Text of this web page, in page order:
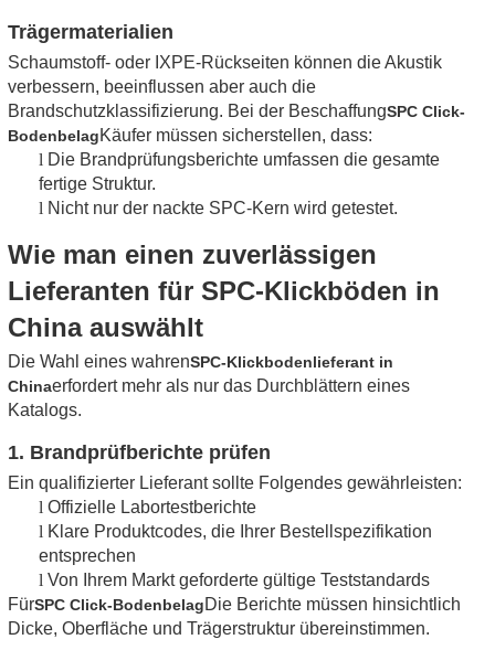
Trägermaterialien
Schaumstoff- oder IXPE-Rückseiten können die Akustik
verbessern, beeinflussen aber auch die
Brandschutzklassifizierung. Bei der BeschaffungSPC Click-
BodenbelagKäufer müssen sicherstellen, dass:
l Die Brandprüfungsberichte umfassen die gesamte
fertige Struktur.
l Nicht nur der nackte SPC-Kern wird getestet.
Wie man einen zuverlässigen
Lieferanten für SPC-Klickböden in
China auswählt
Die Wahl eines wahrenSPC-Klickbodenlieferant in
Chinaerfordert mehr als nur das Durchblättern eines
Katalogs.
1. Brandprüfberichte prüfen
Ein qualifizierter Lieferant sollte Folgendes gewährleisten:
l Offizielle Labortestberichte
l Klare Produktcodes, die Ihrer Bestellspezifikation
entsprechen
l Von Ihrem Markt geforderte gültige Teststandards
FürSPC Click-BodenbelagDie Berichte müssen hinsichtlich
Dicke, Oberfläche und Trägerstruktur übereinstimmen.